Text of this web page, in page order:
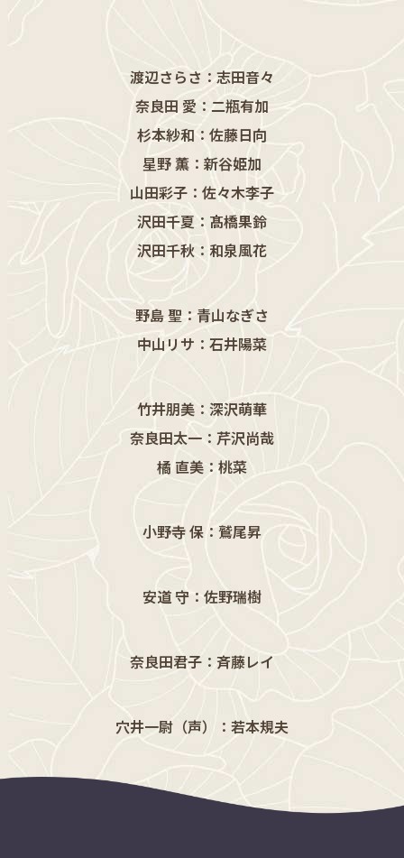
渡辺さらさ：志田音々
奈良田 愛：二瓶有加
杉本紗和：佐藤日向
星野 薫：新谷姫加
山田彩子：佐々木李子
沢田千夏：髙橋果鈴
沢田千秋：和泉風花
野島 聖：青山なぎさ
中山リサ：石井陽菜
竹井朋美：深沢萌華
奈良田太一：芹沢尚哉
橘 直美：桃菜
小野寺 保：鷲尾昇
安道 守：佐野瑞樹
奈良田君子：斉藤レイ
穴井一尉（声）：若本規夫